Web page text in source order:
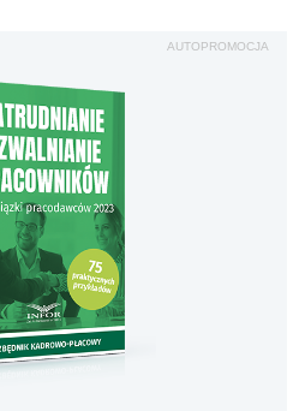
AUTOPROMOCJA